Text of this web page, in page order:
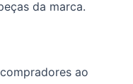
da marca.
ao